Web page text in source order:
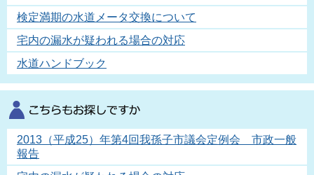
検定満期の水道メータ交換について
宅内の漏水が疑われる場合の対応
水道ハンドブック
2013（平成25）年第4回我孫子市議会定例会 市政一般
報告